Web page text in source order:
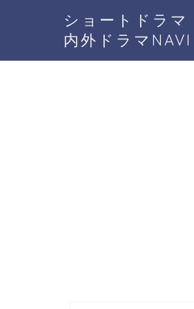
ショートドラマ
内外ドラマNAVI